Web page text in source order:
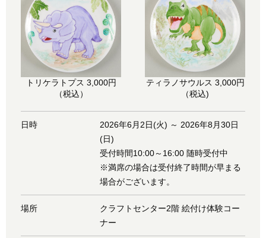
トリケラトプス 3,000円
（税込）
ティラノサウルス 3,000円
（税込)
日時
2026年6月2日(火) ～ 2026年8月30日
(日)
受付時間10:00～16:00 随時受付中
※満席の場合は受付終了時間が早まる
場合がございます。
場所
クラフトセンター2階 絵付け体験コー
ナー